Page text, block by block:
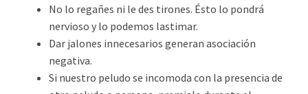
No lo regañes ni le des tirones. Ésto lo pondrá
nervioso y lo podemos lastimar.
Dar jalones innecesarios generan asociación
negativa.
Si nuestro peludo se incomoda con la presencia de